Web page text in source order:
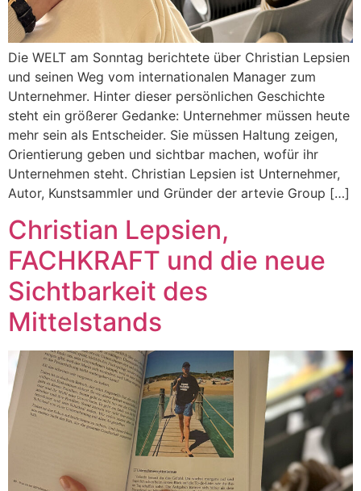
Die WELT am Sonntag berichtete über Christian Lepsien
und seinen Weg vom internationalen Manager zum
Unternehmer. Hinter dieser persönlichen Geschichte
steht ein größerer Gedanke: Unternehmer müssen heute
mehr sein als Entscheider. Sie müssen Haltung zeigen,
Orientierung geben und sichtbar machen, wofür ihr
Unternehmen steht. Christian Lepsien ist Unternehmer,
Autor, Kunstsammler und Gründer der artevie Group […]
Christian Lepsien,
FACHKRAFT und die neue
Sichtbarkeit des
Mittelstands